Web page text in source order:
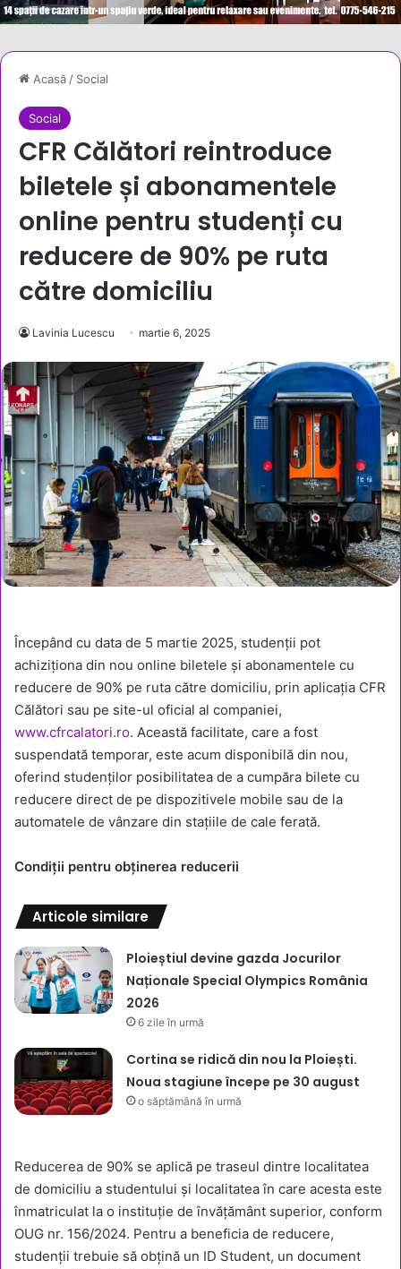
Acasă/ Social
Social
CFR Călători reintroduce
biletele și abonamentele
online pentru studenți cu
reducere de 90% pe ruta
către domiciliu
Lavinia Lucescu martie 6, 2025
Începând cu data de 5 martie 2025, studenții pot
achiziționa din nou online biletele și abonamentele cu
reducere de 90% pe ruta către domiciliu, prin aplicația CFR
Călători sau pe site-ul oficial al companiei,
www.cfrcalatori.ro. Această facilitate, care a fost
suspendată temporar, este acum disponibilă din nou,
oferind studenților posibilitatea de a cumpăra bilete cu
reducere direct de pe dispozitivele mobile sau de la
automatele de vânzare din stațiile de cale ferată.
Condiții pentru obținerea reducerii
Articole similare
Ploieștiul devine gazda Jocurilor
Naționale Special Olympics România
2026
6 zile în urmă
Cortina se ridică din nou la Ploiești.
Noua stagiune începe pe 30 august
o săptămână în urmă
Reducerea de 90% se aplică pe traseul dintre localitatea
de domiciliu a studentului și localitatea în care acesta este
înmatriculat la o instituție de învățământ superior, conform
OUG nr. 156/2024. Pentru a beneficia de reducere,
studenții trebuie să obțină un ID Student, un document